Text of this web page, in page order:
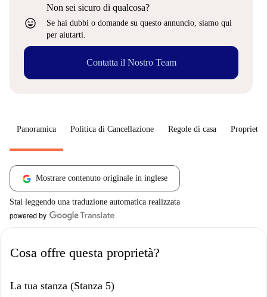
sentiment_very_satisfied
Non sei sicuro di qualcosa?
Se hai dubbi o domande su questo annuncio, siamo qui
per aiutarti.
Contatta il Nostro Team
Panoramica Politica di Cancellazione Regole di casa
Mostrare contenuto originale in inglese
Stai leggendo una traduzione automatica realizzata
Cosa offre questa proprietà?
La tua stanza (Stanza 5)